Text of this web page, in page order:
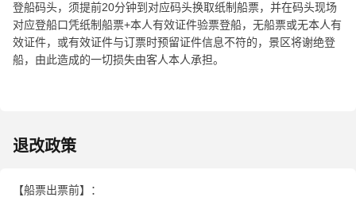
登船码头，须提前20分钟到对应码头换取纸制船票，并在码头现场
对应登船口凭纸制船票+本人有效证件验票登船，无船票或无本人有
效证件，或有效证件与订票时预留证件信息不符的，景区将谢绝登
船，由此造成的一切损失由客人本人承担。
退改政策
【船票出票前】：